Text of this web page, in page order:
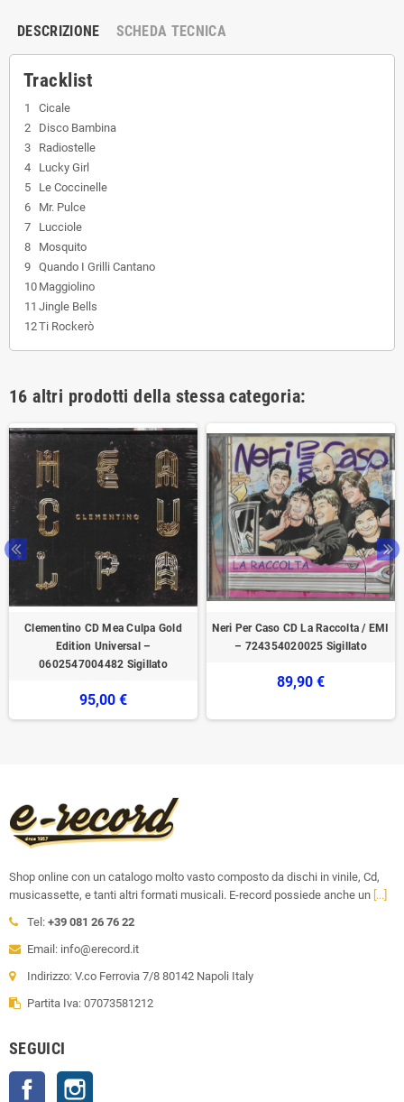
DESCRIZIONE SCHEDA TECNICA
Tracklist
1
Cicale
2
Disco Bambina
3
Radiostelle
4
Lucky Girl
5
Le Coccinelle
6
Mr. Pulce
7
Lucciole
8
Mosquito
9 Quando I Grilli Cantano
10 Maggiolino
11 Jingle Bells
12Ti Rockerò
16 altri prodotti della stessa categoria:
Clementino CD Mea Culpa Gold
Edition Universal –
0602547004482 Sigillato
95,00 €
Neri Per Caso CD La Raccolta / EMI
– 724354020025 Sigillato
89,90 €
Shop online con un catalogo molto vasto composto da dischi in vinile, Cd,
musicassette, e tanti altri formati musicali. E-record possiede anche un [...]
Tel: +39 081 26 76 22
Email: info@erecord.it
Indirizzo: V.co Ferrovia 7/8 80142 Napoli Italy
Partita Iva: 07073581212
SEGUICI
Facebook